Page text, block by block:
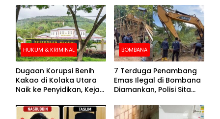
HUKUM & KRIMINAL
Dugaan Korupsi Benih
Kakao di Kolaka Utara
Naik ke Penyidikan, Kejari
BOMBANA
7 Terduga Penambang
Emas Ilegal di Bombana
Diamankan, Polisi Sita
Crusher